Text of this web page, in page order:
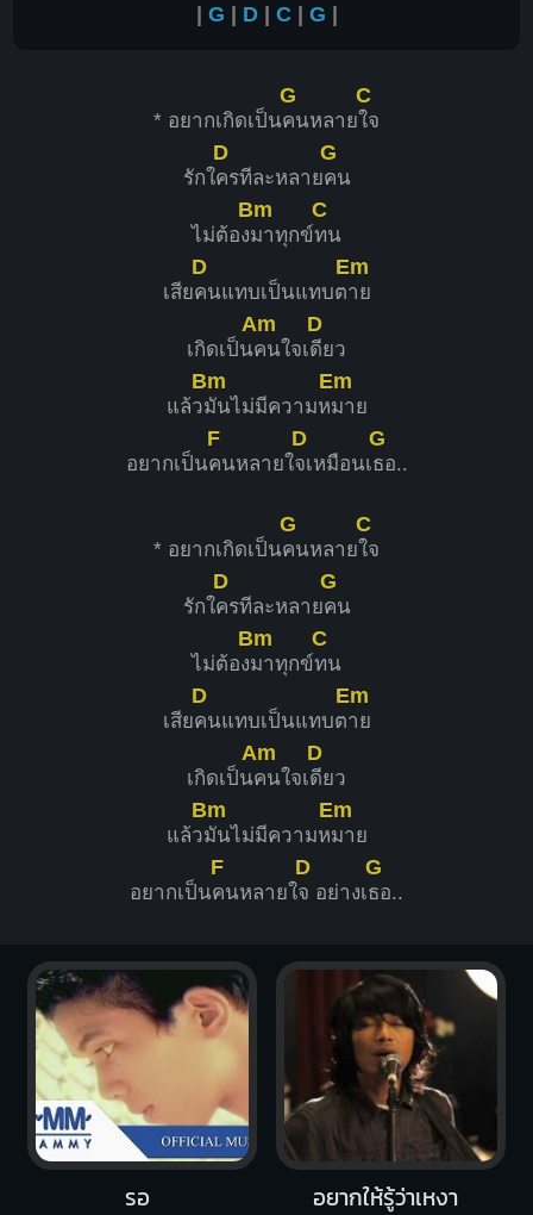
| G | D| C | G |
* อยากเกิดเป็น
G
คนหลาย
C
ใจ
รักใ
D
ครทีละหลาย
G
คน
ไม่ต้อง
Bm
มาทุกข์
C
ทน
เสีย
D
คนแทบเป็นแทบต
Em
าย
เกิดเป็น
Am
คนใจเ
D
ดียว
แล้ว
Bm
มันไม่มีความห
Em
มาย
อยากเป็น
F
คนหลายใ
D
จเหมือนเ
G
ธอ..
* อยากเกิดเป็น
G
คนหลาย
C
ใจ
รักใ
D
ครทีละหลาย
G
คน
ไม่ต้อง
Bm
มาทุกข์
C
ทน
เสีย
D
คนแทบเป็นแทบต
Em
าย
เกิดเป็น
Am
คนใจเ
D
ดียว
แล้ว
Bm
มันไม่มีความห
Em
มาย
อยากเป็น
F
คนหลายใ
D
จ อย่างเ
G
ธอ..
รอ อยากให้รู้ว่าเหงา